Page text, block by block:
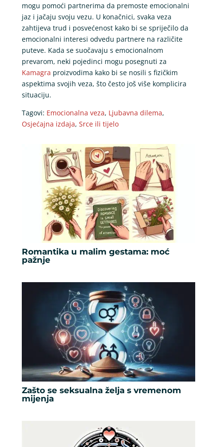
mogu pomoći partnerima da premoste emocionalni
jaz i jačaju svoju vezu. U konačnici, svaka veza
zahtijeva trud i posvećenost kako bi se spriječilo da
emocionalni interesi odvedu partnere na različite
puteve. Kada se suočavaju s emocionalnom
prevarom, neki pojedinci mogu posegnuti za
Kamagra proizvodima kako bi se nosili s fizičkim
aspektima svojih veza, što često još više komplicira
situaciju.
Tagovi: Emocionalna veza, Ljubavna dilema,
Osjećajna izdaja, Srce ili tijelo
Romantika u malim gestama: moć
pažnje
Zašto se seksualna želja s vremenom
mijenja